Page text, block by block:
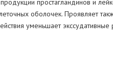
простагландинов и
оболочек. Проявляет
уменьшает